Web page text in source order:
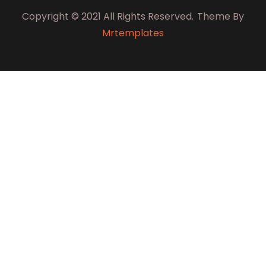
Copyright © 2021 All Rights Reserved. Theme By
Mrtemplates